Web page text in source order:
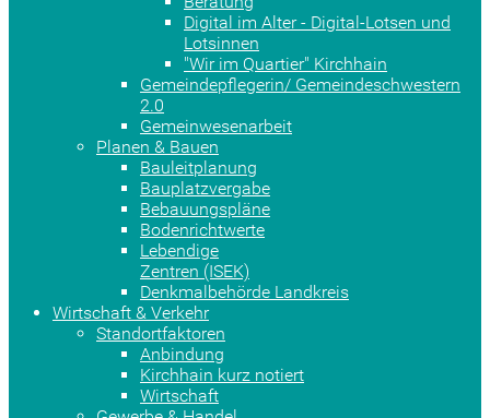
Digital im Alter - Digital-Lotsen und
Lotsinnen
"Wir im Quartier" Kirchhain
Gemeindepflegerin/ Gemeindeschwestern
2.0
Gemeinwesenarbeit
Planen & Bauen
Bauleitplanung
Bauplatzvergabe
Bebauungspläne
Bodenrichtwerte
Lebendige
Zentren (ISEK)
Denkmalbehörde Landkreis
Wirtschaft & Verkehr
Standortfaktoren
Anbindung
Kirchhain kurz notiert
Wirtschaft